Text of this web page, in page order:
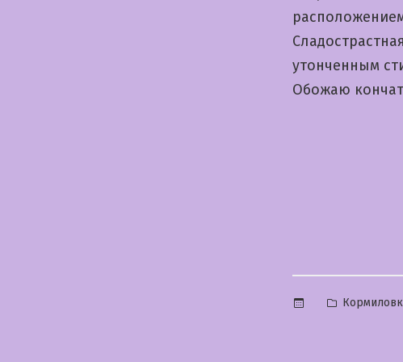
утонченным
Обожаю